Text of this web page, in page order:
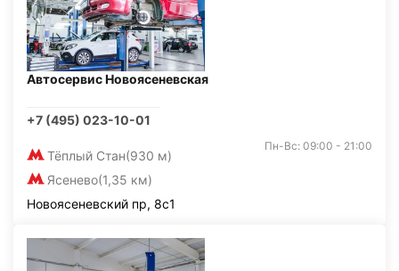
Автосервис Новоясеневская
+7 (495) 023-10-01
Тёплый Стан(930 м)
Ясенево(1,35 км)
Пн-Вс: 09:00 - 21:00
Новоясеневский пр, 8с1